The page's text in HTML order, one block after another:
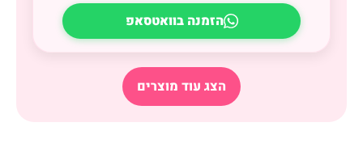
הזמנה בוואטסאפ
הצג עוד מוצרים